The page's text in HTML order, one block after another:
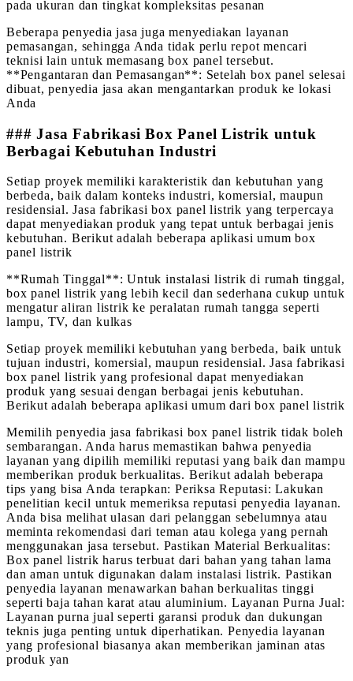
pada ukuran dan tingkat kompleksitas pesanan
Beberapa penyedia jasa juga menyediakan layanan
pemasangan, sehingga Anda tidak perlu repot mencari
teknisi lain untuk memasang box panel tersebut.
**Pengantaran dan Pemasangan**: Setelah box panel selesai
dibuat, penyedia jasa akan mengantarkan produk ke lokasi
Anda
### Jasa Fabrikasi Box Panel Listrik untuk
Berbagai Kebutuhan Industri
Setiap proyek memiliki karakteristik dan kebutuhan yang
berbeda, baik dalam konteks industri, komersial, maupun
residensial. Jasa fabrikasi box panel listrik yang terpercaya
dapat menyediakan produk yang tepat untuk berbagai jenis
kebutuhan. Berikut adalah beberapa aplikasi umum box
panel listrik
**Rumah Tinggal**: Untuk instalasi listrik di rumah tinggal,
box panel listrik yang lebih kecil dan sederhana cukup untuk
mengatur aliran listrik ke peralatan rumah tangga seperti
lampu, TV, dan kulkas
Setiap proyek memiliki kebutuhan yang berbeda, baik untuk
tujuan industri, komersial, maupun residensial. Jasa fabrikasi
box panel listrik yang profesional dapat menyediakan
produk yang sesuai dengan berbagai jenis kebutuhan.
Berikut adalah beberapa aplikasi umum dari box panel listrik
Memilih penyedia jasa fabrikasi box panel listrik tidak boleh
sembarangan. Anda harus memastikan bahwa penyedia
layanan yang dipilih memiliki reputasi yang baik dan mampu
memberikan produk berkualitas. Berikut adalah beberapa
tips yang bisa Anda terapkan: Periksa Reputasi: Lakukan
penelitian kecil untuk memeriksa reputasi penyedia layanan.
Anda bisa melihat ulasan dari pelanggan sebelumnya atau
meminta rekomendasi dari teman atau kolega yang pernah
menggunakan jasa tersebut. Pastikan Material Berkualitas:
Box panel listrik harus terbuat dari bahan yang tahan lama
dan aman untuk digunakan dalam instalasi listrik. Pastikan
penyedia layanan menawarkan bahan berkualitas tinggi
seperti baja tahan karat atau aluminium. Layanan Purna Jual:
Layanan purna jual seperti garansi produk dan dukungan
teknis juga penting untuk diperhatikan. Penyedia layanan
yang profesional biasanya akan memberikan jaminan atas
produk yan